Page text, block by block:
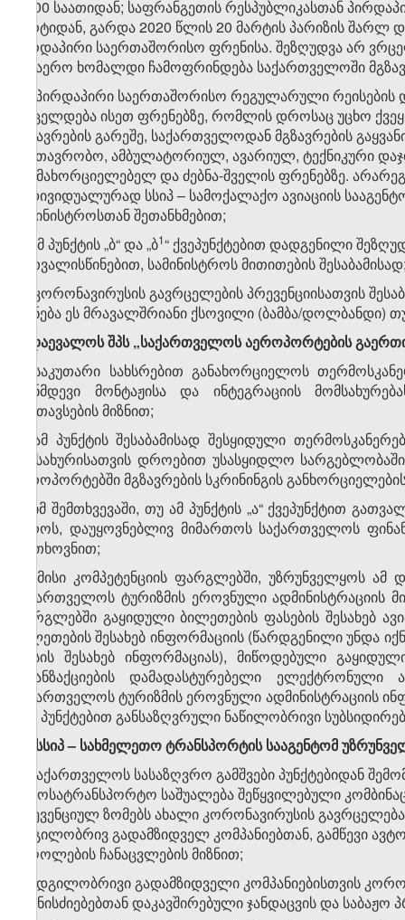
16:00 საათიდან; საფრანგეთის რესპუბლიკასთან
მარტიდან, გარდა 2020 წლის 20 მარტის პარიზის
პირდაპირი საერთაშორისო ფრენისა. შეზღუდვა არ
საჰაერო ხომალდი ჩამოფრინდება საქართველოში
) პირდაპირი საერთაშორისო რეგულარული რეისების
ვრცელდება ისეთ ფრენებზე, რომლის დროსაც უცხო
მგზავრების გარეშე, საქართველოდან მგზავრების
სამთავრობო, ამბულატორიულ, ავარიულ, ტექნიკური
განმახორციელებელ და ძებნა-შველის ფრენებზე.
ინდივიდუალურად სსიპ – სამოქალაქო ავიაციის
სამინისტროსთან შეთანხმებით;
გ) ამ პუნქტის „ბ“ და „ბ​1“ ქვეპუნქტებით დადგენილი
გათვალისწინებით, სამინისტროს მითითების
დ) კორონავირუსის გავრცელების პრევენციისათვის
(იქნება ეს მრავალშრიანი ქსოვილი (ბამბა/დოლბანდი)
8. დაევალოს შპს „საქართველოს აეროპორტების
ა) საკუთარი სახსრებით განახორციელოს
თანმდევი მონტაჟისა და ინტეგრაციის
განთავსების მიზნით;
ბ) ამ პუნქტის შესაბამისად შესყიდული
სამსახურისათვის დროებით უსასყიდლო
აეროპორტებში მგზავრების სკრინინგის
გ) იმ შემთხვევაში, თუ ამ პუნქტის „ა“ ქვეპუნქტით
ევროს, დაუყოვნებლივ მიმართოს საქართველოს
მოთხოვნით;
დ) მისი კომპეტენციის ფარგლებში, უზრუნველყოს ამ
საქართველოს ტურიზმის ეროვნული ადმინისტრაციის
ფარგლებში გაყიდული ბილეთების ფასების შესახებ
ბილეთების შესახებ ინფორმაციის (წარდგენილი უნდა
ფასის შესახებ ინფორმაციას), მიწოდებული
ტრანზაქციების დამადასტურებელი
საქართველოს ტურიზმის ეროვნული ადმინისტრაციის
“ პუნქტებით განსაზღვრული ნაწილობრივი
. სსიპ – სახმელეთო ტრანსპორტის სააგენტომ
ა) საქართველოს სასაზღვრო გამშვები პუნქტებიდან
ავტოსატრანსპორტო საშუალება შეწყვილებული
პრევენციულ ზომებს ახალი კორონავირუსის
ადგილობრივ გადამზიდველ კომპანიებთან, გამწევი
მძღოლების ჩანაცვლების მიზნით;
ბ) ადგილობრივი გადამზიდველი კომპანიებისთვის
ღონისძიებებთან დაკავშირებული ჯანდაცვის და